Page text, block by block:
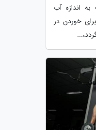
اندازه آب
خوردن در